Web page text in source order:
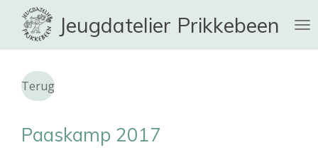
direct
naar
hoofdinhoud
Jeugdatelier Prikkebeen
Terug
Paaskamp 2017